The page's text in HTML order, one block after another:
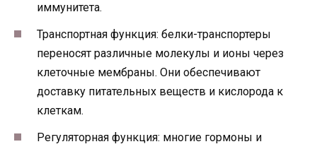
иммунитета.
Транспортная функция: белки-транспортеры
переносят различные молекулы и ионы через
клеточные мембраны. Они обеспечивают
доставку питательных веществ и кислорода к
клеткам.
Регуляторная функция: многие гормоны и